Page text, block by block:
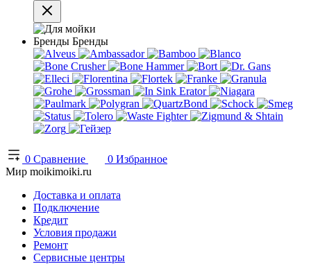
Бренды Бренды
0 Сравнение 0 Избранное
Мир moikimoiki.ru
Доставка и оплата
Подключение
Кредит
Условия продажи
Ремонт
Сервисные центры